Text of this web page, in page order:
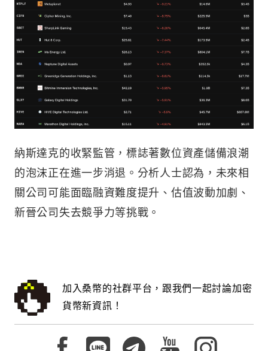
納斯達克的收緊監管，標誌著數位資產儲備浪潮
的泡沫正在進一步消退。分析人士認為，未來相
關公司可能面臨融資難度提升、估值波動加劇、
新晉公司失去競爭力等挑戰。
加入桑幣的社群平台，跟我們一起討論加密
貨幣新資訊！